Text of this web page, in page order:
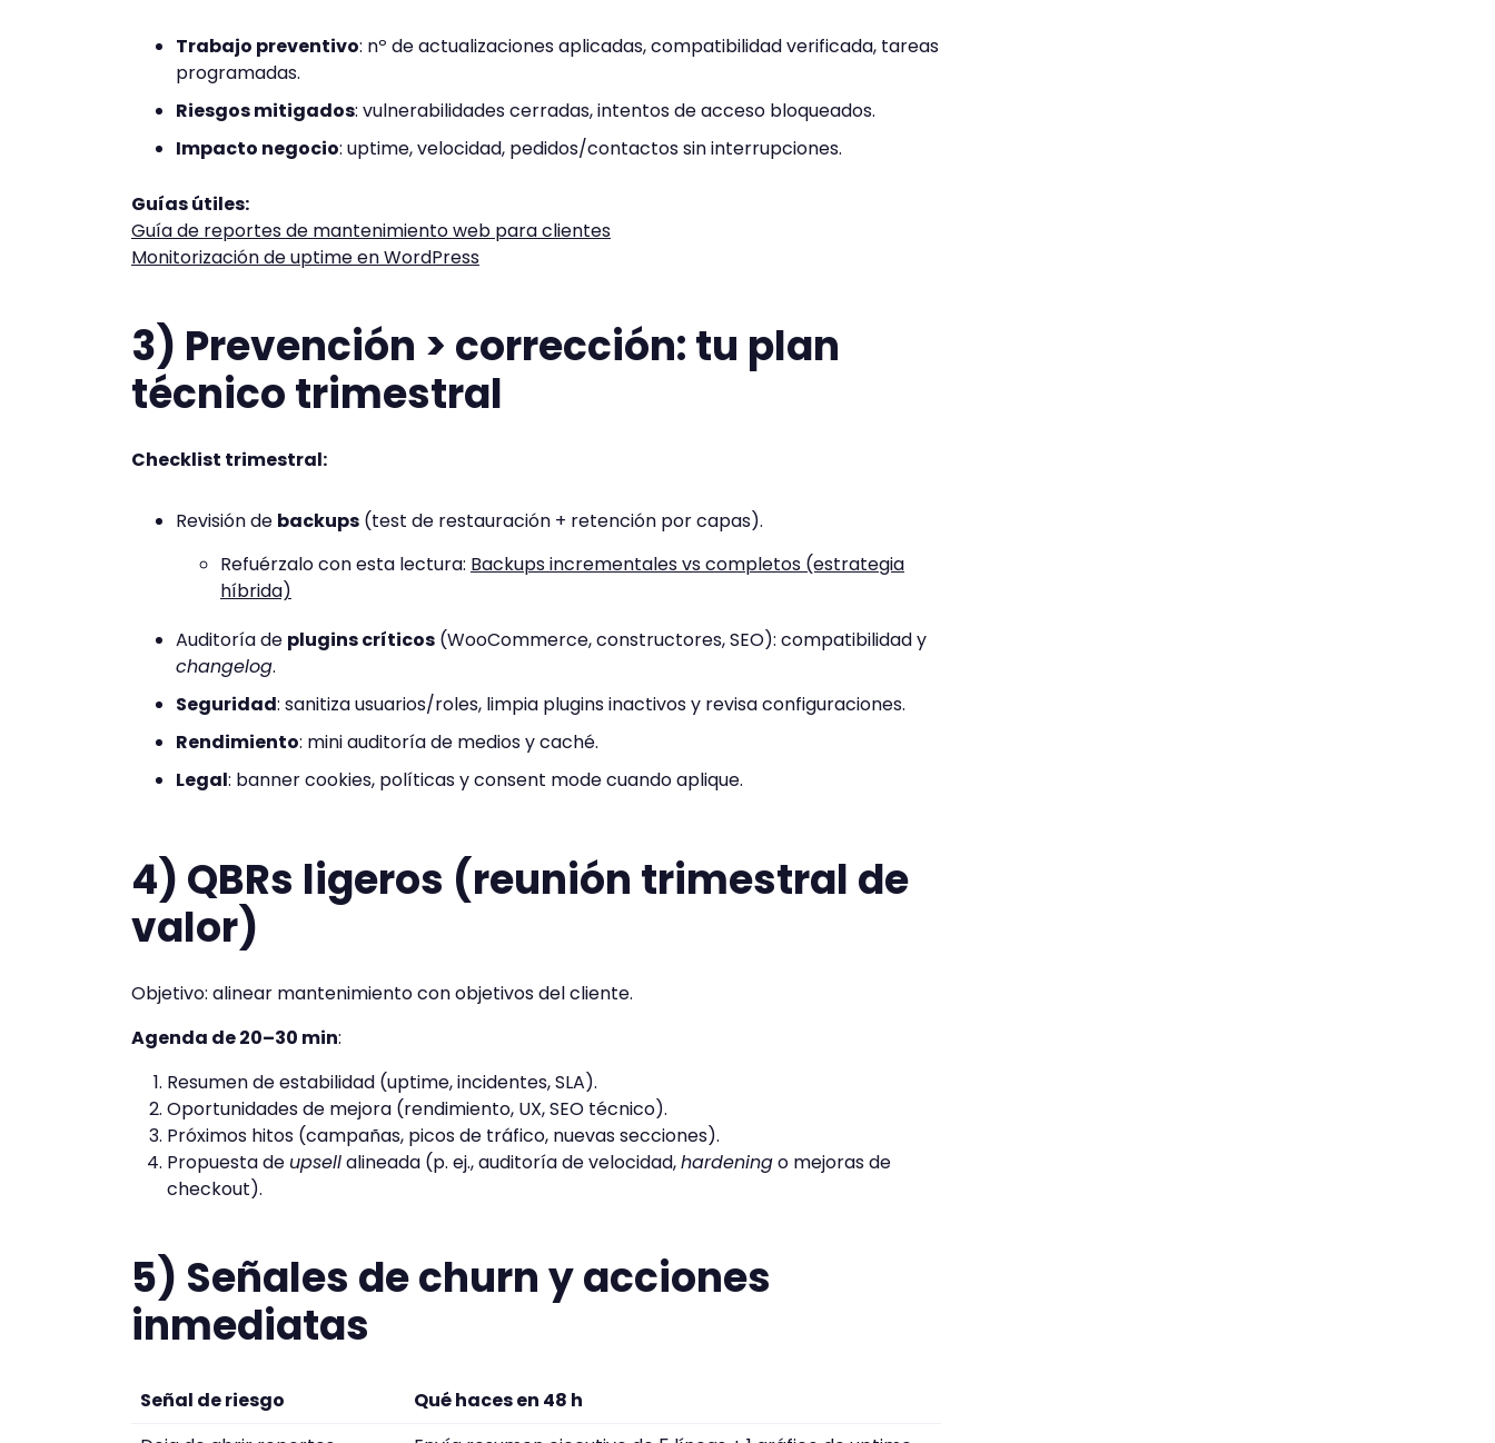
Trabajo preventivo: nº de actualizaciones aplicadas, compatibilidad verificada, tareas
programadas.
Riesgos mitigados: vulnerabilidades cerradas, intentos de acceso bloqueados.
Impacto negocio: uptime, velocidad, pedidos/contactos sin interrupciones.
Guías útiles:
Guía de reportes de mantenimiento web para clientes
Monitorización de uptime en WordPress
3) Prevención > corrección: tu plan
técnico trimestral
Checklist trimestral:
Revisión de backups (test de restauración + retención por capas).
Refuérzalo con esta lectura: Backups incrementales vs completos (estrategia
híbrida)
Auditoría de plugins críticos (WooCommerce, constructores, SEO): compatibilidad y
changelog.
Seguridad: sanitiza usuarios/roles, limpia plugins inactivos y revisa configuraciones.
Rendimiento: mini auditoría de medios y caché.
Legal: banner cookies, políticas y consent mode cuando aplique.
4) QBRs ligeros (reunión trimestral de
valor)
Objetivo: alinear mantenimiento con objetivos del cliente.
Agenda de 20–30 min:
Resumen de estabilidad (uptime, incidentes, SLA).
Oportunidades de mejora (rendimiento, UX, SEO técnico).
Próximos hitos (campañas, picos de tráfico, nuevas secciones).
Propuesta de upsellalineada (p. ej., auditoría de velocidad,hardeningo mejoras de
checkout).
5) Señales de churn y acciones
inmediatas
Señal de riesgo
Qué haces en 48 h